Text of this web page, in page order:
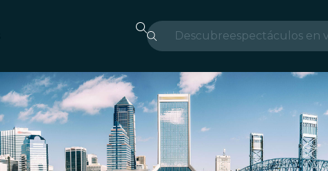
Descubreespectáculos en
candlelight
experiencias y